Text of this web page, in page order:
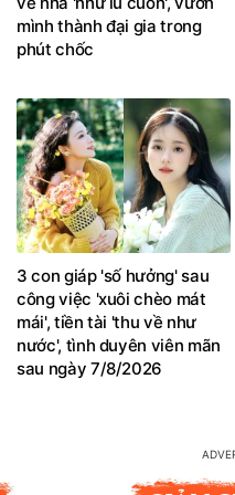
mình thành đại gia trong
phút chốc
3 con giáp 'số hưởng' sau
công việc 'xuôi chèo mát
mái', tiền tài 'thu về như
nước', tình duyên viên mãn
sau ngày 7/8/2026